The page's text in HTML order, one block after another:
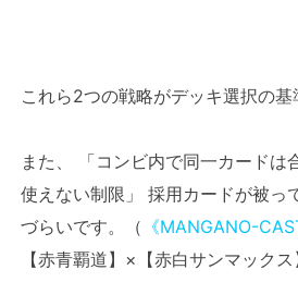
これら2つの戦略がデッキ選択の基
また、 「コンビ内で同一カードは
使えない制限」 採用カードが被っ
づらいです。（ 《MANGANO-
【赤青覇道】×【赤白サンマックス